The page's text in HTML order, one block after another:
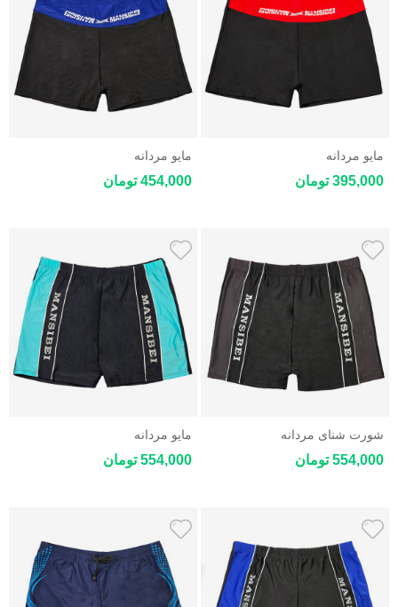
مایو مردانه
395,000 تومان
مایو مردانه
454,000 تومان
شورت شنای مردانه
554,000 تومان
مایو مردانه
554,000 تومان